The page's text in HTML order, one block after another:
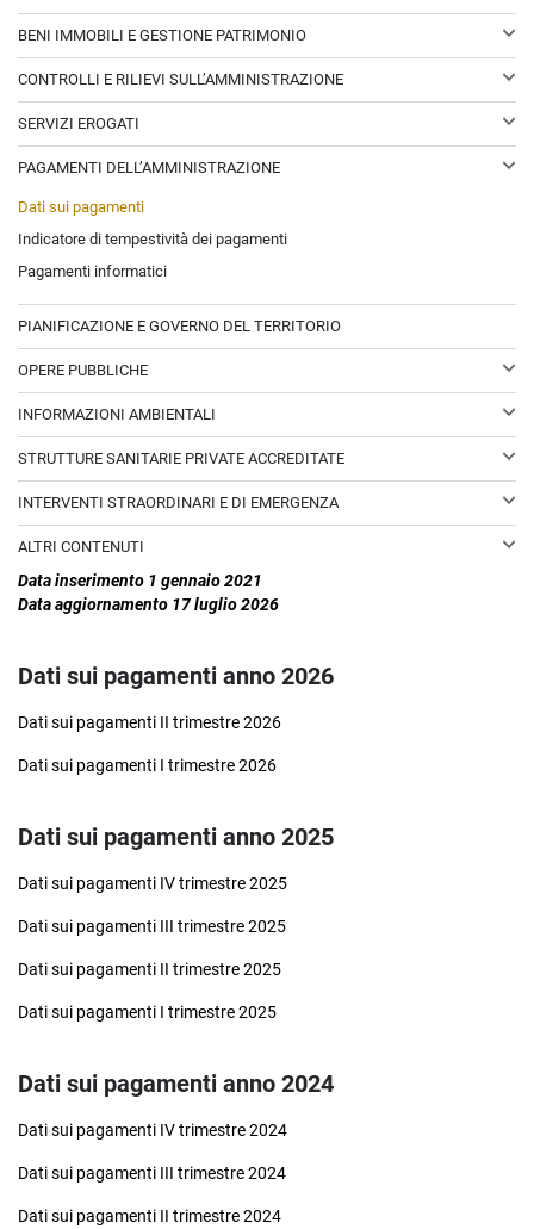
distintamente per ogni procedura
Bilancio preventivo e consuntivo
Piano degli indicatori e dei risultati attesi di bilancio
BENI IMMOBILI E GESTIONE PATRIMONIO
Patrimonio immobiliare
Canoni di locazione o affitto
CONTROLLI E RILIEVI SULL’AMMINISTRAZIONE
Organi di controllo o altri con funzioni analoghe
Organi di revisione amministrativa e contabile
Corte dei Conti
SERVIZI EROGATI
Servizi resi ad utenti esterni
Carta dei servizi e standard di qualità
Costi contabilizzati
Servizi in rete
PAGAMENTI DELL’AMMINISTRAZIONE
Dati sui pagamenti
Indicatore di tempestività dei pagamenti
Pagamenti informatici
PIANIFICAZIONE E GOVERNO DEL TERRITORIO
OPERE PUBBLICHE
Nuclei di valutazione e verifica degli investimenti pubblici
Atti di programmazione delle opere pubbliche
Tempi costi e indicatori di realizzazione delle opere pubbliche
INFORMAZIONI AMBIENTALI
Informazioni ambientali
STRUTTURE SANITARIE PRIVATE ACCREDITATE
Strutture sanitarie private accreditate
INTERVENTI STRAORDINARI E DI EMERGENZA
Interventi straordinari e di emergenza
ALTRI CONTENUTI
Whistleblowing
trasparenza
Regolamenti per la prevenzione e la repressione della corruzione e
Relazione del responsabile della prevenzione della corruzione e della
provvedimenti
Accesso civico semplice concernente dati, documenti e
Accesso civico generalizzato concernente dati e documenti ulteriori
Registro degli accessi
Catalogo dei dati, metadati e delle banche dati
Regolamenti
Obiettivi di accessibilità
Dati ulteriori
Data inserimento 1 gennaio 2021
Data aggiornamento 17 luglio 2026
Dati sui pagamenti anno 2026
Dati sui pagamenti II trimestre 2026
Dati sui pagamenti I trimestre 2026
Dati sui pagamenti anno 2025
Dati sui pagamenti IV trimestre 2025
Dati sui pagamenti III trimestre 2025
Dati sui pagamenti II trimestre 2025
Dati sui pagamenti I trimestre 2025
Dati sui pagamenti anno 2024
Dati sui pagamenti IV trimestre 2024
Dati sui pagamenti III trimestre 2024
Dati sui pagamenti II trimestre 2024